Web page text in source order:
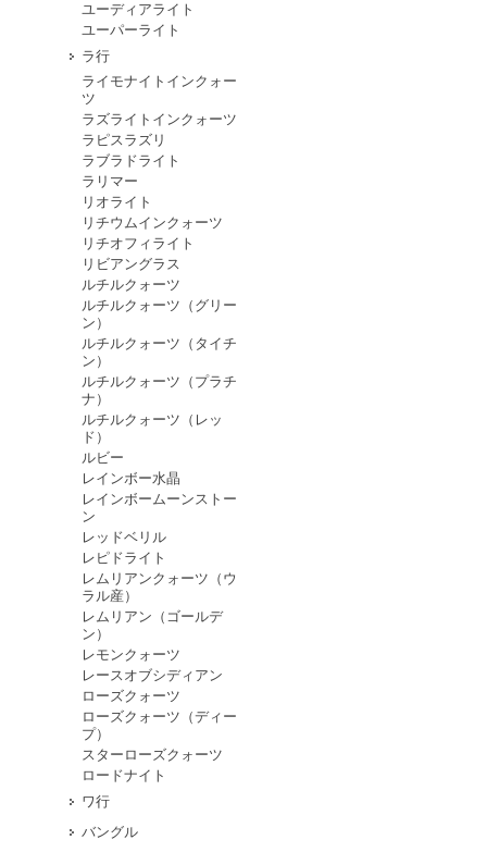
ユーディアライト
ユーパーライト
ラ行
ライモナイトインクォー
ツ
ラズライトインクォーツ
ラピスラズリ
ラブラドライト
ラリマー
リオライト
リチウムインクォーツ
リチオフィライト
リビアングラス
ルチルクォーツ
ルチルクォーツ（グリー
ン）
ルチルクォーツ（タイチ
ン）
ルチルクォーツ（プラチ
ナ）
ルチルクォーツ（レッ
ド）
ルビー
レインボー水晶
レインボームーンストー
ン
レッドベリル
レピドライト
レムリアンクォーツ（ウ
ラル産）
レムリアン（ゴールデ
ン）
レモンクォーツ
レースオブシディアン
ローズクォーツ
ローズクォーツ（ディー
プ）
スターローズクォーツ
ロードナイト
ワ行
バングル